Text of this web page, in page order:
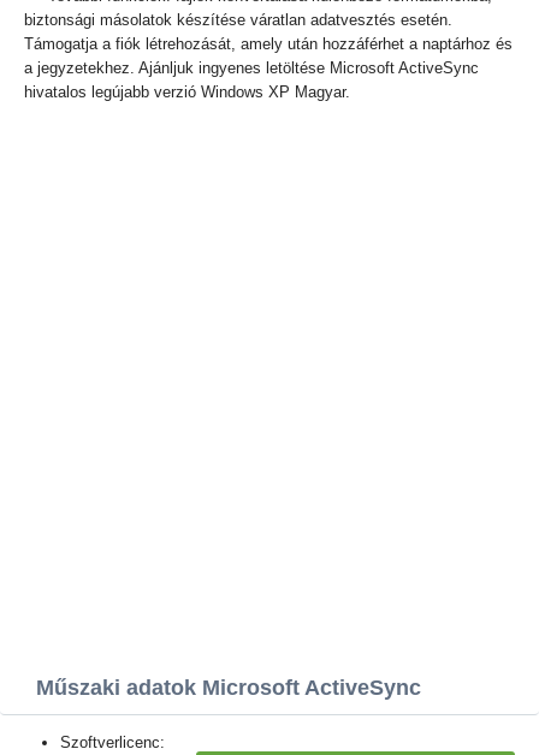
biztonsági másolatok készítése váratlan adatvesztés esetén.
Támogatja a fiók létrehozását, amely után hozzáférhet a naptárhoz és
a jegyzetekhez. Ajánljuk ingyenes letöltése Microsoft ActiveSync
hivatalos legújabb verzió Windows XP Magyar.
Műszaki adatok Microsoft ActiveSync
Szoftverlicenc: